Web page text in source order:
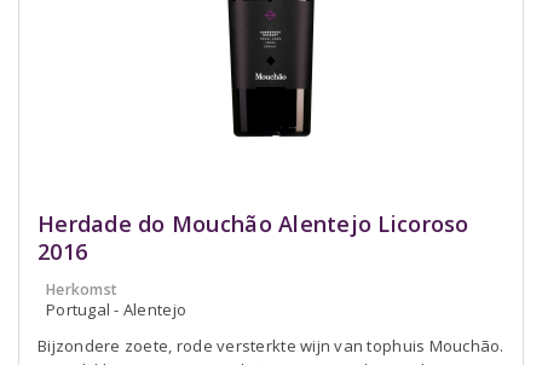
Herdade do Mouchão Alentejo Licoroso
2016
Herkomst
Portugal - Alentejo
Bijzondere zoete, rode versterkte wijn van tophuis Mouchão.